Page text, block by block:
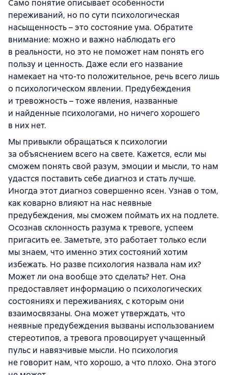
Само понятие описывает особенности
переживаний, но по сути психологическая
насыщенность – это состояние ума. Обратите
внимание: можно и важно наблюдать его
в реальности, но это не поможет нам понять его
пользу и ценность. Даже если его название
намекает на что-то положительное, речь всего лишь
о психологическом явлении. Предубеждения
и тревожность – тоже явления, названные
и найденные психологами, но ничего хорошего
в них нет.
Мы привыкли обращаться к психологии
за объяснением всего на свете. Кажется, если мы
сможем понять свой разум, эмоции и мысли, то нам
удастся поставить себе диагноз и стать лучше.
Иногда этот диагноз совершенно ясен. Узнав о том,
как коварно влияют на нас неявные
предубеждения, мы сможем поймать их на подлете.
Осознав склонность разума к тревоге, успеем
пригасить ее. Заметьте, это работает только если
мы знаем, что именно этих состояний хотим
избежать. Но разве психология назвала нам их?
Может ли она вообще это сделать? Нет. Она
предоставляет информацию о психологических
состояниях и переживаниях, с которым они
взаимосвязаны. Она может утверждать, что
неявные предубеждения вызваны использованием
стереотипов, а тревога провоцирует учащенный
пульс и навязчивые мысли. Но психология
не говорит нам, что хорошо, а что плохо. Она этого